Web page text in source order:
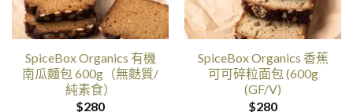
SpiceBox Organics 有機
南瓜麵包 600g（無麩質/
純素食）
$280
SpiceBox Organics 香蕉
可可碎粒面包 (600g
(GF/V)
$280